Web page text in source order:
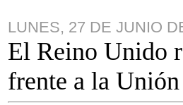
LUNES, 27 DE JUNIO
El Reino Unido
frente a la